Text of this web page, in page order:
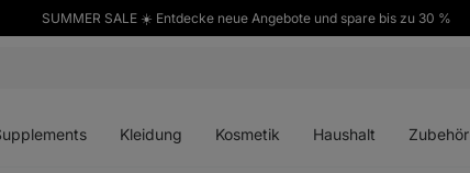
SUMMER SALE ☀️ Entdecke neue Angebote und spare bis zu 30 %
Kleidung Kosmetik Haushalt Zubehör